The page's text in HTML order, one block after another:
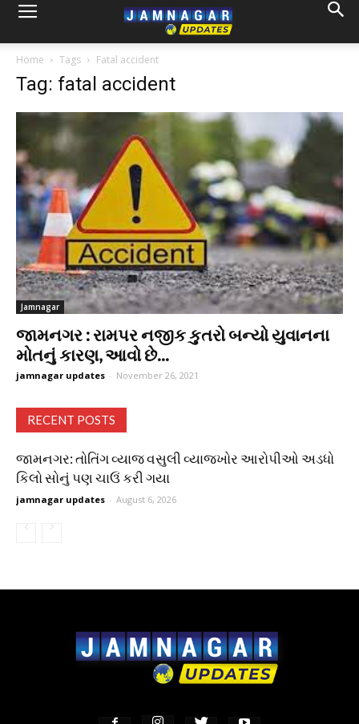
Home Tags Fatal accident
Tag: fatal accident
Jamnagar
જામનગર : રામપર નજીક કુતરો બન્યો યુવાનના
મોતનું કારણ, આવો છે...
jamnagar updates - November 26, 2021
RECENT POSTS
જામનગર: તોતિંગ વ્યાજ વસુલી વ્યાજખોર આરોપીઓ અડધો
કિલો સોનું પણ ચાઉં કરી ગયા
jamnagar updates - August 6, 2026